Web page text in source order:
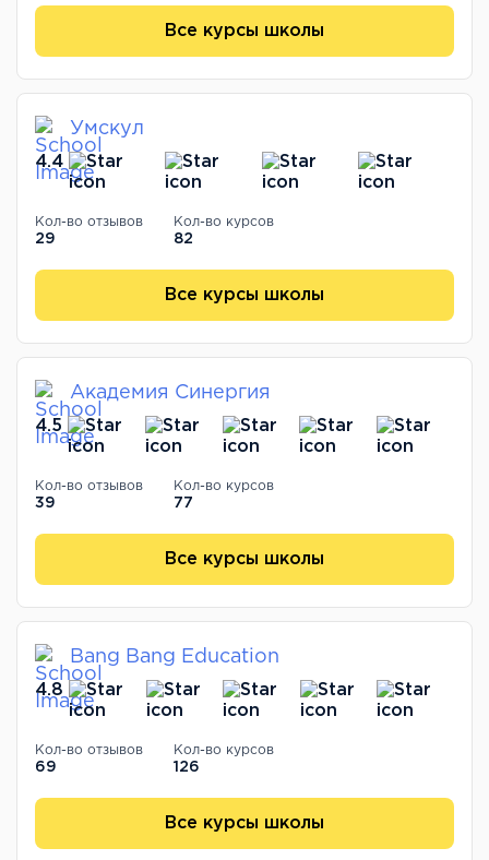
Все курсы школы
Умскул
4.4
Кол-во отзывов
29
Кол-во курсов
82
Все курсы школы
Академия Синергия
4.5
Кол-во отзывов
39
Кол-во курсов
77
Все курсы школы
Bang Bang Education
4.8
Кол-во отзывов
69
Кол-во курсов
126
Все курсы школы